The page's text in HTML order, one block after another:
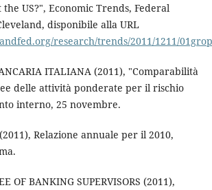
US?", Economic Trends, Federal
disponibile alla URL
research/trends/2011/1211/
ITALIANA (2011), "Comparabilità
delle attività ponderate per il rischio
interno, 25 novembre.
Relazione annuale per il 2010,
OF BANKING SUPERVISORS (2011),